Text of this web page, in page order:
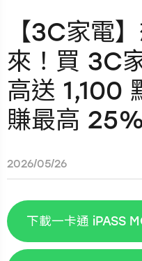
【3C家電
來！買 3C
高送 1,100
賺最高
2026/05/26
下載一卡通 iPASS